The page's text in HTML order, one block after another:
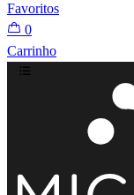
Favoritos
0
Carrinho